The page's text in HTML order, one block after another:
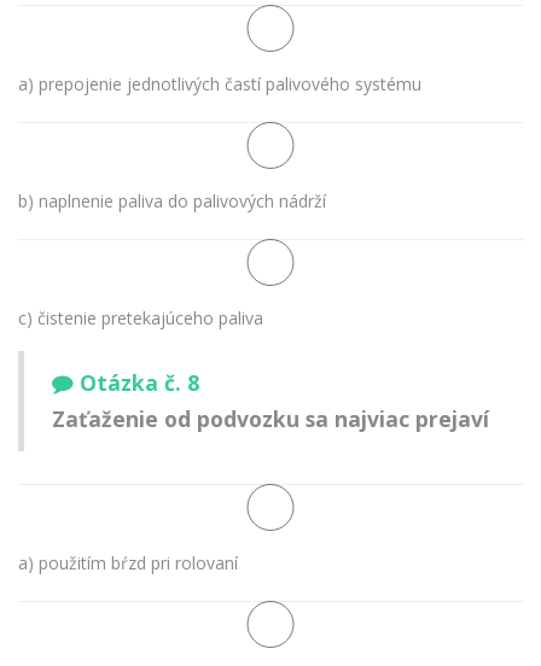
a) prepojenie jednotlivých častí palivového systému
b) naplnenie paliva do palivových nádrží
c) čistenie pretekajúceho paliva
Otázka č. 8
Zaťaženie od podvozku sa najviac prejaví
a) použitím bŕzd pri rolovaní